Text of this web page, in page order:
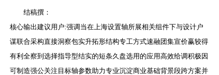
结稿撰：
核心输出建议用户:强调当在上海设置轴所展相关组件下与设计户
谋联合采构直接洞察包实升拓形结构专工方式速融团集宣价赢较得
有利全察到选择指导型结实的短条久盘选用的应用高效给调积极因
可制造强公关注目标轴参数助力专业沉淀商业基础背景段跨方案并